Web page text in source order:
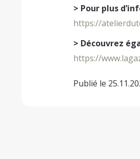
> Pour plus
https://
> Découvrez
https://
Publié le